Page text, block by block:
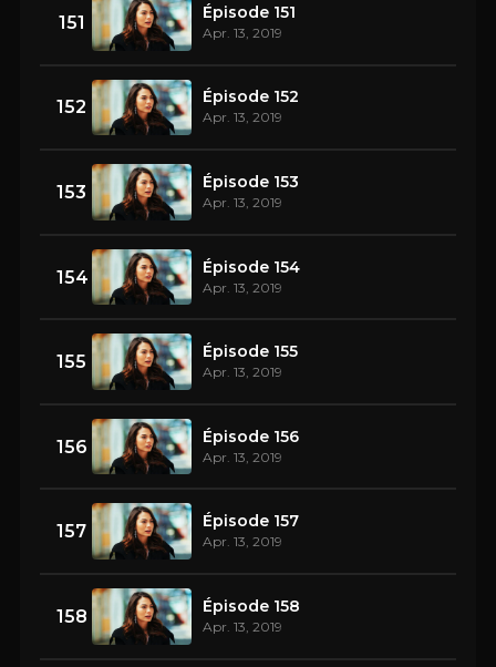
151 Épisode 151
Apr. 13, 2019
152 Épisode 152
Apr. 13, 2019
153 Épisode 153
Apr. 13, 2019
154 Épisode 154
Apr. 13, 2019
155 Épisode 155
Apr. 13, 2019
156 Épisode 156
Apr. 13, 2019
157 Épisode 157
Apr. 13, 2019
158 Épisode 158
Apr. 13, 2019